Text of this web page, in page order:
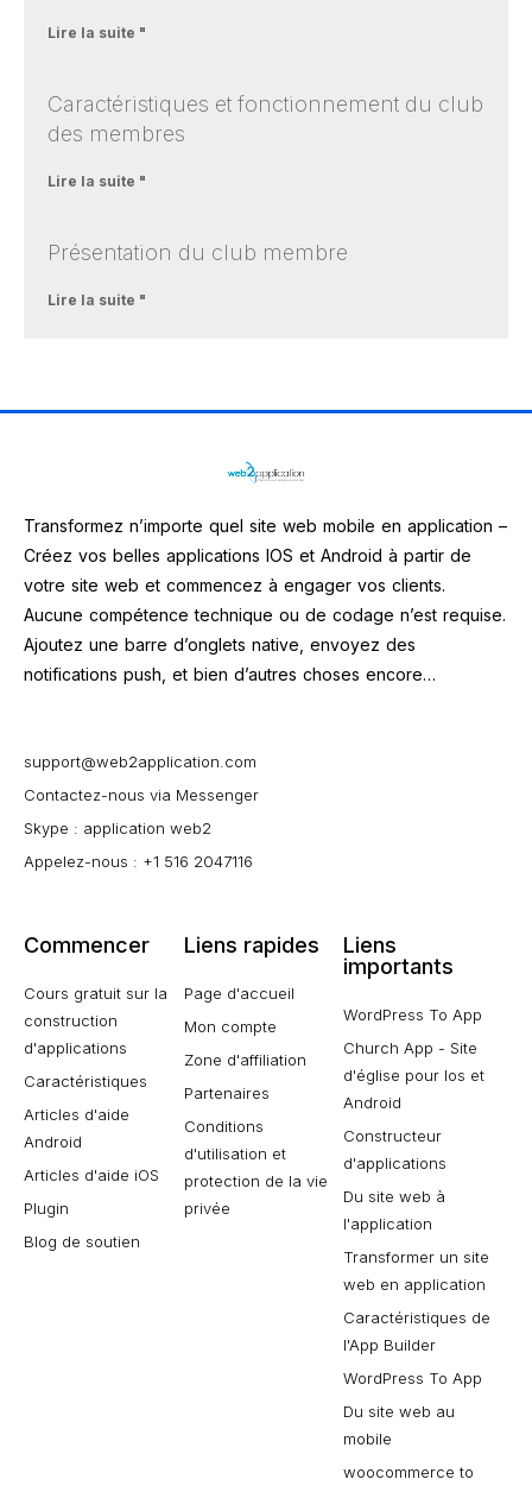
Lire la suite "
Caractéristiques et fonctionnement du club
des membres
Lire la suite "
Présentation du club membre
Lire la suite "
Transformez n’importe quel site web mobile en application –
Créez vos belles applications IOS et Android à partir de
votre site web et commencez à engager vos clients.
Aucune compétence technique ou de codage n’est requise.
Ajoutez une barre d’onglets native, envoyez des
notifications push, et bien d’autres choses encore…
support@web2application.com
Contactez-nous via Messenger
Skype : application web2
Appelez-nous : +1 516 2047116
Commencer
Cours gratuit sur la
construction
d'applications
Caractéristiques
Articles d'aide
Android
Articles d'aide iOS
Plugin
Blog de soutien
Liens rapides
Page d'accueil
Mon compte
Zone d'affiliation
Partenaires
Conditions
d'utilisation et
protection de la vie
privée
Liens
importants
WordPress To App
Church App - Site
d'église pour Ios et
Android
Constructeur
d'applications
Du site web à
l'application
Transformer un site
web en application
Caractéristiques de
l'App Builder
WordPress To App
Du site web au
mobile
woocommerce to